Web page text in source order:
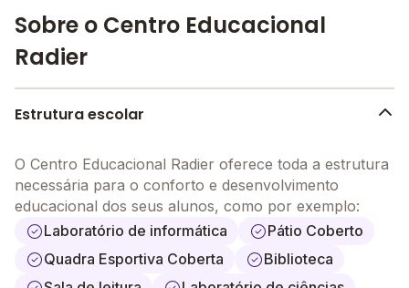
Sobre o Centro Educacional
Radier
Estrutura escolar
O Centro Educacional Radier oferece toda a estrutura
necessária para o conforto e desenvolvimento
educacional dos seus alunos, como por exemplo:
Laboratório de informática
Pátio Coberto
Quadra Esportiva Coberta
Biblioteca